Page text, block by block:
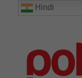
Hindi